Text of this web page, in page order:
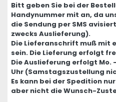
Bitt geben Sie bei der
Handynummer mit an, da
die Sendung per SMS
zwecks Auslieferung).
Die Lieferanschrift muß mit
sein. Die Lieferung erfolgt
Die Auslieferung erfolgt Mo.
Uhr (Samstagszustellung
Es kann bei der Spedition
aber nicht die Wunsch-